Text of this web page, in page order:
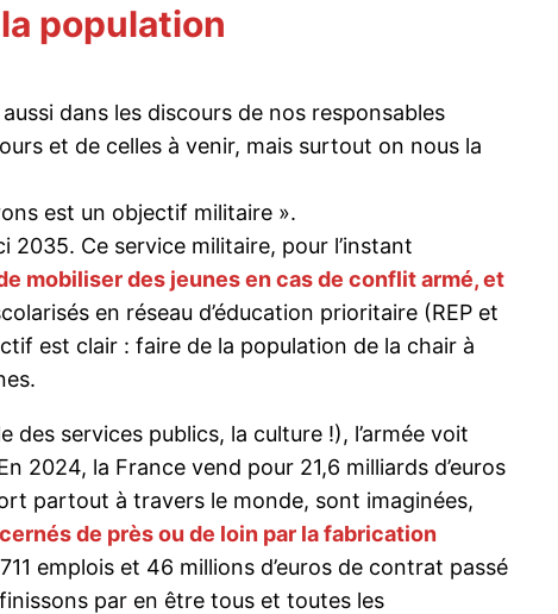
population
dans les discours de nos responsables
et de celles à venir, mais surtout on nous la
est un objectif militaire ».
2035. Ce service militaire, pour l’instant
mobiliser des jeunes en cas de conflit armé, et
en réseau d’éducation prioritaire (REP et
est clair : faire de la population de la chair à
des services publics, la culture !), l’armée voit
2024, la France vend pour 21,6 milliards d’euros
partout à travers le monde, sont imaginées,
de près ou de loin par la fabrication
emplois et 46 millions d’euros de contrat passé
par en être tous et toutes les